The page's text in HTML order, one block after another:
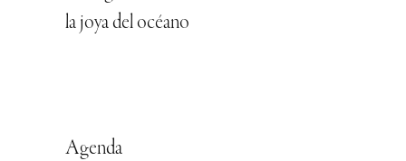
la joya del océano
Agenda